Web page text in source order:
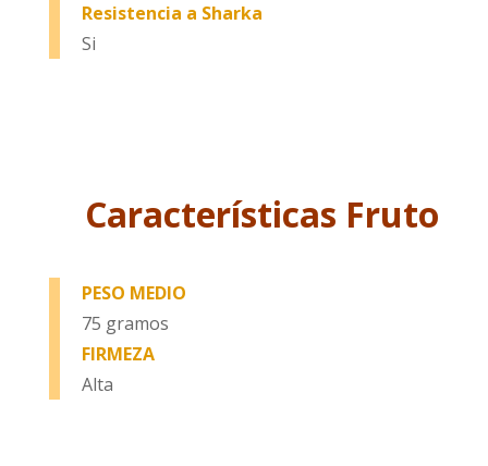
Resistencia a Sharka
Si
Características Fruto
PESO MEDIO
75 gramos
FIRMEZA
Alta